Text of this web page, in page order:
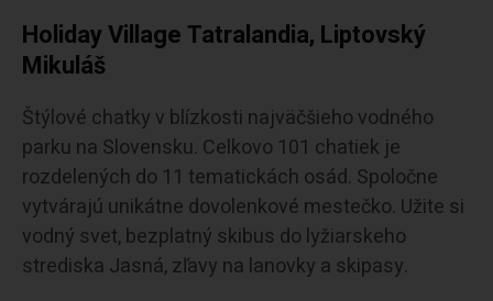
Holiday Village Tatralandia, Liptovský
Mikuláš
Štýlové chatky v blízkosti najväčšieho vodného
parku na Slovensku. Celkovo 101 chatiek je
rozdelených do 11 tematickách osád. Spoločne
vytvárajú unikátne dovolenkové mestečko. Užite si
vodný svet, bezplatný skibus do lyžiarskeho
strediska Jasná, zľavy na lanovky a skipasy.